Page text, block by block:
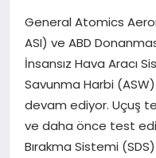
MAGAZIN
General Atomics
ASI) ve ABD
İnsansız Hava Aracı
Savunma Harbi
devam ediyor. Uçuş
ve daha önce test
Bırakma Sistemi